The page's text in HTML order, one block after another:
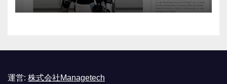
運営: 株式会社Managetech